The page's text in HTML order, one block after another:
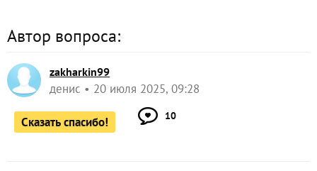
Автор вопроса:
zakharkin99
денис 20 июля 2025, 09:28
Сказать спасибо! 10